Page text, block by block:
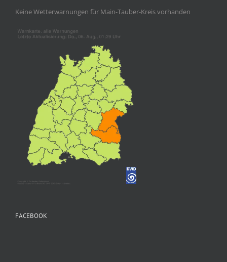
Keine Wetterwarnungen für Main-Tauber-Kreis vorhanden
FACEBOOK